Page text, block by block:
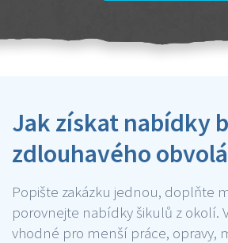
Jak získat nabídky
zdlouhavého
Popište zakázku jednou, doplňte
porovnejte nabídky šikulů z okolí.
vhodné pro menší práce, opravy,